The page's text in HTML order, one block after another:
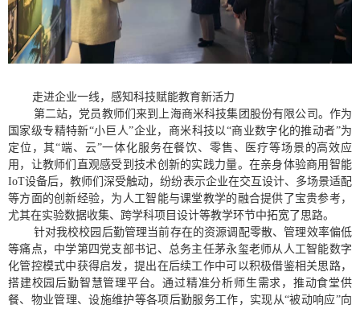
走进企业一线，感知科技赋能教育新活力
第二站，党员教师们来到上海商米科技集团股份有限公司。作为
国家级专精特新“小巨人”企业，商米科技以“商业数字化的推动者”为
定位，其“端、云”一体化服务在餐饮、零售、医疗等场景的高效应
用，让教师们直观感受到技术创新的实践力量。在亲身体验商用智能
IoT设备后，教师们深受触动，纷纷表示企业在交互设计、多场景适配
等方面的创新经验，为人工智能与课堂教学的融合提供了宝贵参考，
尤其在实验数据收集、跨学科项目设计等教学环节中拓宽了思路。
针对我校校园后勤管理当前存在的资源调配零散、管理效率偏低
等痛点，中学第四党支部书记、总务主任茅永玺老师从人工智能数字
化管控模式中获得启发，提出在后续工作中可以积极借鉴相关思路，
搭建校园后勤智慧管理平台。通过精准分析师生需求，推动食堂供
餐、物业管理、设施维护等各项后勤服务工作，实现从“被动响应”向